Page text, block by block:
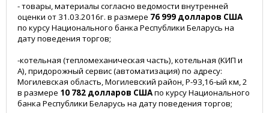
- товары, материалы согласно ведомости внутренней
оценки от 31.03.2016г. в размере 76 999 долларов США
по курсу Национального банка Республики Беларусь на
дату поведения торгов;
-котельная (тепломеханическая часть), котельная (КИП и
А), придорожный сервис (автоматизация) по адресу:
Могилевская область, Могилевский район, Р-93,16-ый км, 2
в размере 10 782 долларов СШАпо курсу Национального
банка Республики Беларусь на дату поведения торгов;